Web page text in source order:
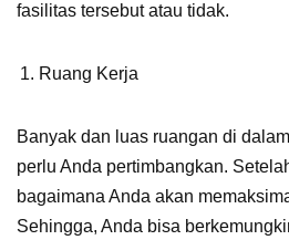
fasilitas tersebut atau tidak.
Ruang Kerja
Banyak dan luas ruangan di
perlu Anda pertimbangkan.
bagaimana Anda akan
Sehingga, Anda bisa